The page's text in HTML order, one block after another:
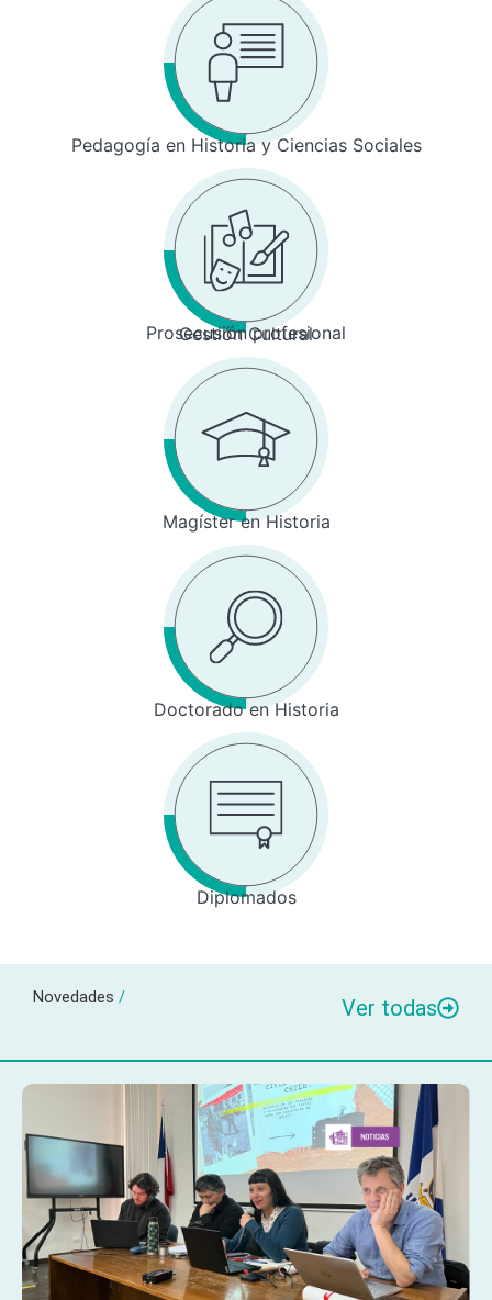
Pedagogía en Historia y Ciencias Sociales
Prosecusión profesional
Gestión Cultural
Magíster en Historia
Doctorado en Historia
Diplomados
Novedades / Ver todas